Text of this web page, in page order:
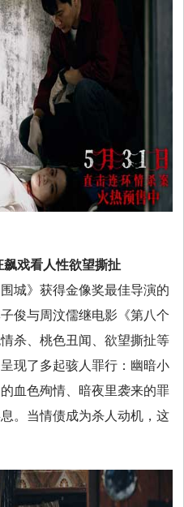
戏看人性欲望撕扯
城》获得金像奖最佳导演的
俊与周汶儒继电影《第八个
杀、桃色丑闻、欲望撕扯等
现了多起骇人罪行：幽暗小
血色殉情、暗夜里袭来的罪
。当情债成为杀人动机，这